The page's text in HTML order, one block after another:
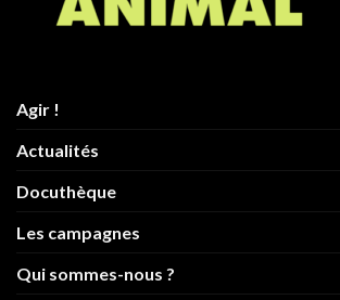
Agir !
Actualités
Docuthèque
Les campagnes
Qui sommes-nous ?